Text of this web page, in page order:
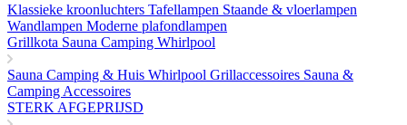
Klassieke kroonluchters Tafellampen Staande & vloerlampen
Wandlampen Moderne plafondlampen
Grillkota Sauna Camping Whirlpool
Sauna Camping & Huis Whirlpool Grillaccessoires Sauna &
Camping Accessoires
STERK AFGEPRIJSD